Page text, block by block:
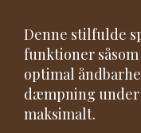
Denne stilfulde
funktioner
optimal
dæmpning under
maksimalt.